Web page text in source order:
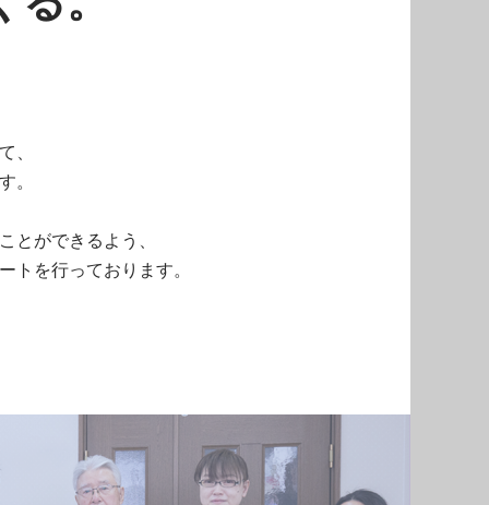
、
。
とができるよう、
トを行っております。